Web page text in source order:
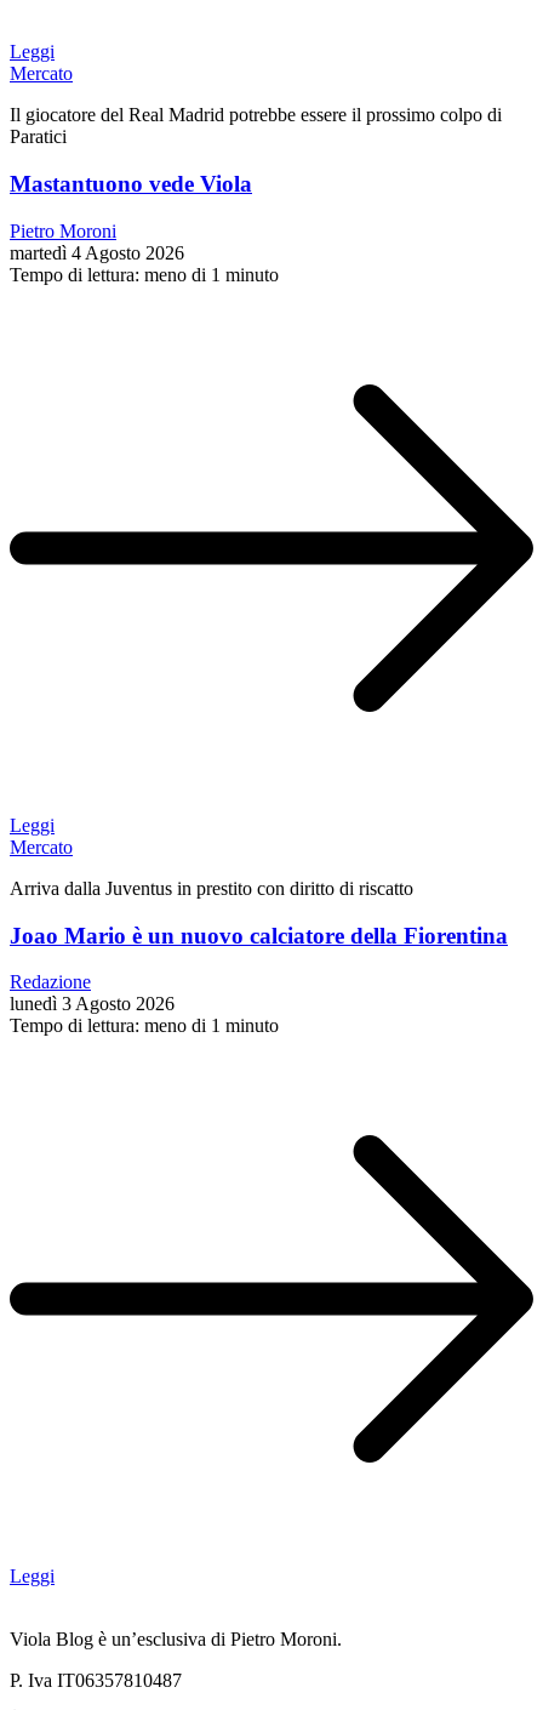
Leggi
Mercato
Il giocatore del Real Madrid potrebbe essere il prossimo colpo di
Paratici
Mastantuono vede Viola
Pietro Moroni
martedì 4 Agosto 2026
Tempo di lettura: meno di 1 minuto
Leggi
Mercato
Arriva dalla Juventus in prestito con diritto di riscatto
Joao Mario è un nuovo calciatore della Fiorentina
Redazione
lunedì 3 Agosto 2026
Tempo di lettura: meno di 1 minuto
Leggi
Viola Blog è un’esclusiva di Pietro Moroni.
P. Iva IT06357810487